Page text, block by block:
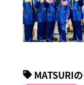
MATSURI